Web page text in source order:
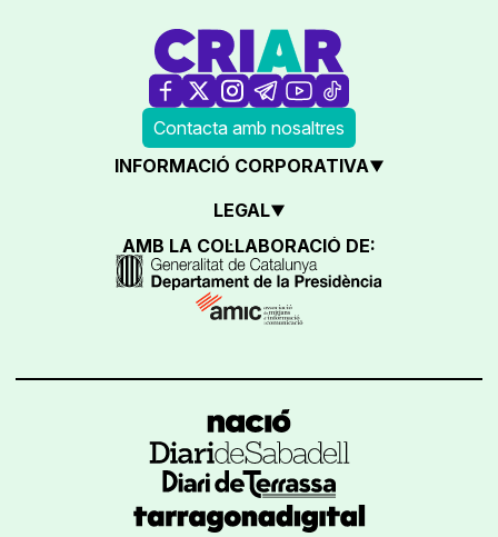
Contacta amb nosaltres
INFORMACIÓ CORPORATIVA
LEGAL
AMB LA COL·LABORACIÓ DE: